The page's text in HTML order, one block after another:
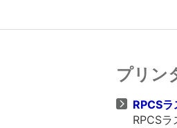
プリン
RPCS
RPCS